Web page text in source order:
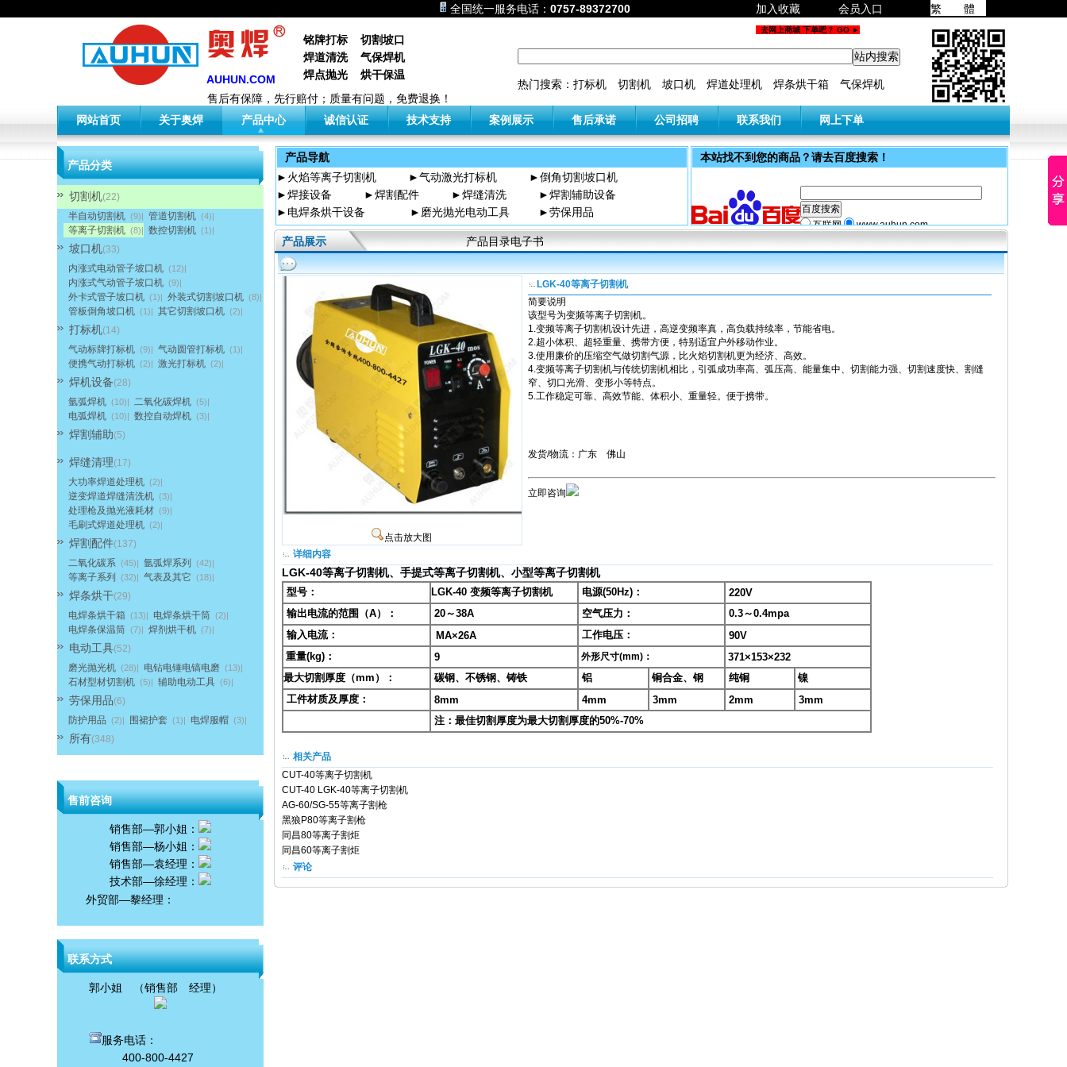
会员入口 繁 體
加入收藏
全国统一服务电话： 0757-89372700
去网上商城 下单吧？ GO ►
铭牌打标 切割坡口
焊道清洗 气保焊机
焊点抛光 烘干保温
AUHUN.COM 热门搜索： 打标机 切割机 坡口机 焊道处理机 焊条烘干箱
气保焊机
售后有保障，先行赔付；质量有问题，免费退换！
网站首页
关于奥焊 产品中心 诚信认证 技术支持 案例展示 售后承诺 公司招聘 联系我们 网上下单
产品分类
切割机(22)
半自动切割机 (9)| 管道切割机 (4)|
等离子切割机 (8)| 数控切割机 (1)|
坡口机(33)
内涨式电动管子坡口机 (12)|
内涨式气动管子坡口机 (9)|
外卡式管子坡口机 (1)| 外装式切割坡口机 (8)|
管板倒角坡口机 (1)| 其它切割坡口机 (2)|
打标机(14)
气动标牌打标机 (9)| 气动圆管打标机 (1)|
便携气动打标机 (2)| 激光打标机 (2)|
焊机设备(28)
氩弧焊机 (10)| 二氧化碳焊机 (5)|
电弧焊机 (10)| 数控自动焊机 (3)|
焊割辅助(5)
焊缝清理(17)
大功率焊道处理机 (2)|
逆变焊道焊缝清洗机 (3)|
处理枪及抛光液耗材 (9)|
毛刷式焊道处理机 (2)|
焊割配件(137)
二氧化碳系 (45)| 氩弧焊系列 (42)|
等离子系列 (32)| 气表及其它 (18)|
焊条烘干(29)
电焊条烘干箱 (13)| 电焊条烘干筒 (2)|
电焊条保温筒 (7)| 焊剂烘干机 (7)|
电动工具(52)
磨光抛光机 (28)| 电钻电锤电镐电磨 (13)|
石材型材切割机 (5)| 辅助电动工具 (6)|
劳保用品(6)
防护用品 (2)| 围裙护套 (1)| 电焊服帽 (3)|
所有(348)
本站找不到您的商品？请去百度搜索！
互联网 www.auhun.com
产品导航
► 火焰等离子切割机 ►气动激光打标机
►倒角切割坡口机
►焊接设备 ►焊割配件 ►焊缝清洗 ►焊割辅助设备
► 电焊条烘干设备 ► 磨光抛光电动工具 ►劳保用品
产品展示
点击放大图
LGK-40等离子切割机
简要说明
该型号为变频等离子切割机。
1.变频等离子切割机设计先进，高逆变频率真，高负载持续率，节能省电。
2.超小体积、超轻重量、携带方便，特别适宜户外移动作业。
3.使用廉价的压缩空气做切割气源，比火焰切割机更为经济、高效。
4.变频等离子切割机与传统切割机相比，引弧成功率高、弧压高、能量集中、切割能力强、切割速度快、割缝
窄、切口光滑、变形小等特点。
5.工作稳定可靠、高效节能、体积小、重量轻。便于携带。
发货/物流：广东 佛山
立即咨询
详细内容
LGK-40等离子切割机、手提式等离子切割机、小型等离子切割机
型号： LGK-40 变频等离子切割机 电源(50Hz)：
220V
输出电流的范围（A）：
20～38A 空气压力：
0.3～0.4mpa
输入电流：
MA×26A 工作电压：
90V
重量(kg)：
9 外形尺寸(mm)：
371×153×232
最大切割厚度（mm）：
碳钢、不锈钢、铸铁 铝 铜合金、钢 纯铜
镍
工件材质及厚度：
8mm 4mm 3mm 2mm
3mm
注：最佳切割厚度为最大切割厚度的50%-70%
相关产品
CUT-40等离子切割机
CUT-40 LGK-40等离子切割机
AG-60/SG-55等离子割枪
黑狼P80等离子割枪
同昌80等离子割炬
同昌60等离子割炬
评论
产品目录电子书
售前咨询
销售部—郭小姐：
销售部—杨小姐：
销售部—袁经理：
技术部—徐经理：
外贸部—黎经理：
联系方式
郭小姐 （销售部 经理）
服务电话：
400-800-4427